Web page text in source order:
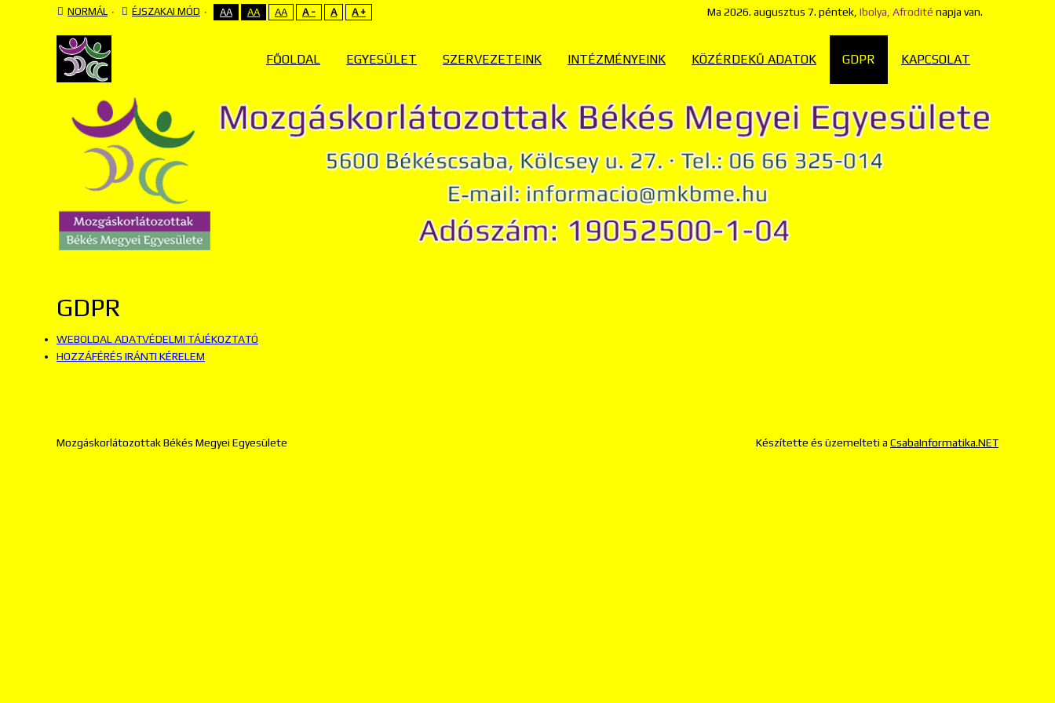
NORMÁL ÉJSZAKAI MÓD AA AA AA A - A A + Ma 2026. augusztus 7. péntek, Ibolya, Afrodité napja van.
FŐOLDAL EGYESÜLET SZERVEZETEINK INTÉZMÉNYEINK KÖZÉRDEKŰ ADATOK GDPR KAPCSOLAT
GDPR
WEBOLDAL ADATVÉDELMI TÁJÉKOZTATÓ
HOZZÁFÉRÉS IRÁNTI KÉRELEM
Mozgáskorlátozottak Békés Megyei Egyesülete Készítette és üzemelteti a CsabaInformatika.NET